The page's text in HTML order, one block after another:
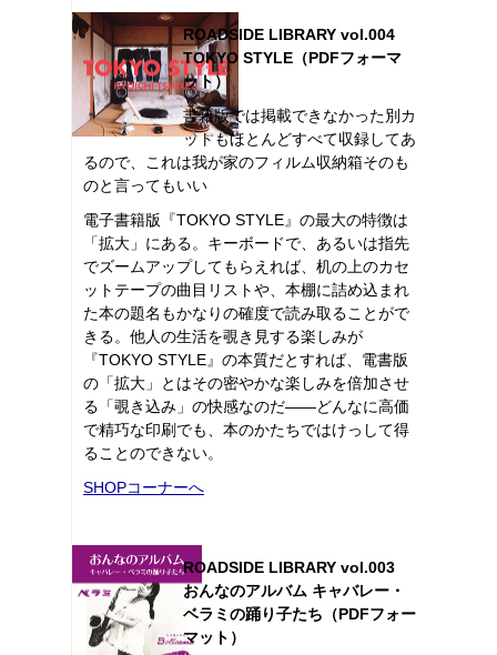
ROADSIDE LIBRARY vol.004
TOKYO STYLE（PDFフォーマ
ット）
書籍版では掲載できなかった別カ
ットもほとんどすべて収録してあ
るので、これは我が家のフィルム収納箱そのも
のと言ってもいい
電子書籍版『TOKYO STYLE』の最大の特徴は
「拡大」にある。キーボードで、あるいは指先
でズームアップしてもらえれば、机の上のカセ
ットテープの曲目リストや、本棚に詰め込まれ
た本の題名もかなりの確度で読み取ることがで
きる。他人の生活を覗き見する楽しみが
『TOKYO STYLE』の本質だとすれば、電書版
の「拡大」とはその密やかな楽しみを倍加させ
る「覗き込み」の快感なのだ――どんなに高価
で精巧な印刷でも、本のかたちではけっして得
ることのできない。
SHOPコーナーへ
ROADSIDE LIBRARY vol.003
おんなのアルバム キャバレー・
ベラミの踊り子たち（PDFフォー
マット）